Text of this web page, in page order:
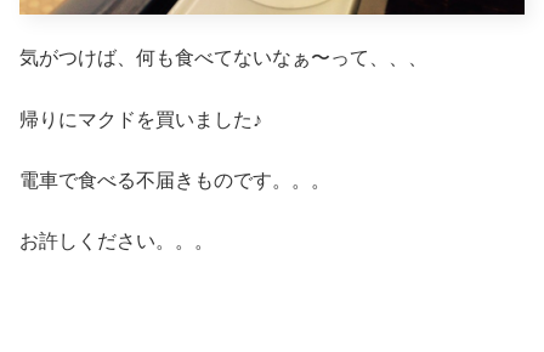
気がつけば、何も食べてないなぁ〜って、、、
帰りにマクドを買いました♪
電車で食べる不届きものです。。。
お許しください。。。